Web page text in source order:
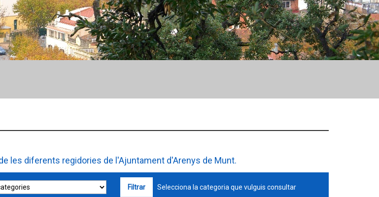
les diferents regidories de l'Ajuntament d'Arenys de Munt.
Selecciona la categoria que vulguis consultar